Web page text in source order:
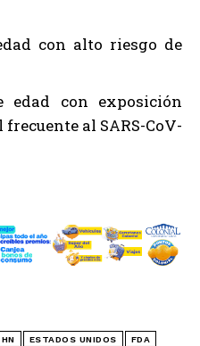
con alto riesgo de
edad con exposición
al SARS-CoV-
ESTADOS UNIDOS FDA